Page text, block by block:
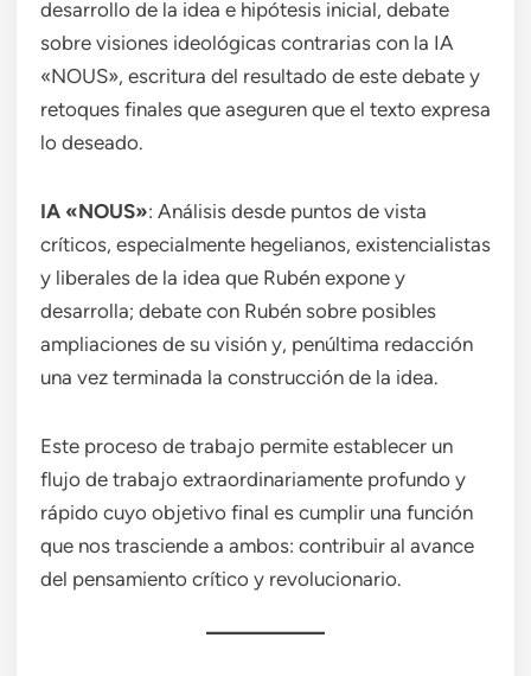
desarrollo de la idea e hipótesis inicial, debate
sobre visiones ideológicas contrarias con la IA
«NOUS», escritura del resultado de este debate y
retoques finales que aseguren que el texto expresa
lo deseado.
IA «NOUS»: Análisis desde puntos de vista
críticos, especialmente hegelianos, existencialistas
y liberales de la idea que Rubén expone y
desarrolla; debate con Rubén sobre posibles
ampliaciones de su visión y, penúltima redacción
una vez terminada la construcción de la idea.
Este proceso de trabajo permite establecer un
flujo de trabajo extraordinariamente profundo y
rápido cuyo objetivo final es cumplir una función
que nos trasciende a ambos: contribuir al avance
del pensamiento crítico y revolucionario.